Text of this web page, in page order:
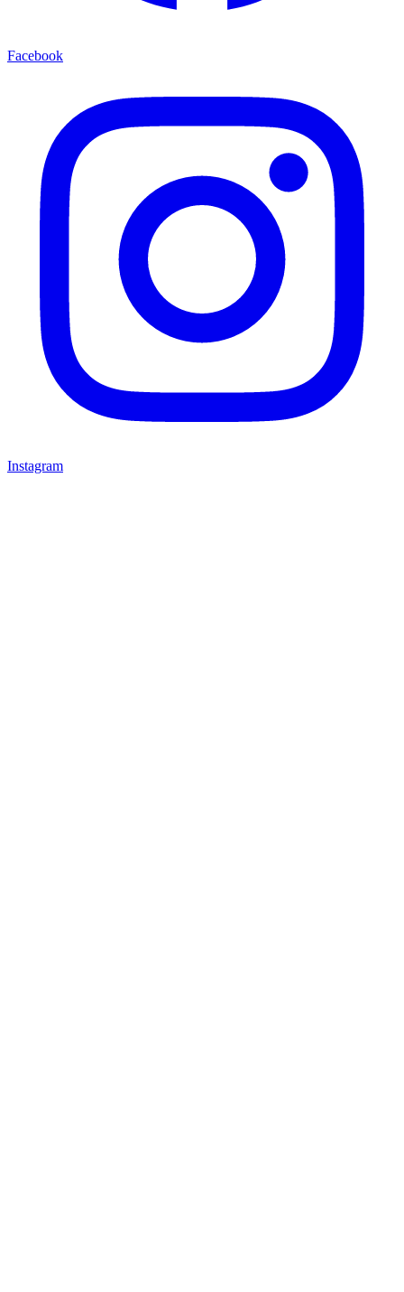
Facebook
Instagram